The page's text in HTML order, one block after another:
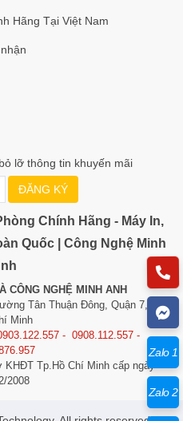
Hãng Tại Việt Nam
lỡ thông tin khuyến mãi
ĐĂNG KÝ
Chính Hãng - Máy In,
Quốc | Công Nghệ Minh
CÔNG NGHỆ MINH ANH
Tân Thuận Đông, Quận 7, TP.
Minh
- 0908.112.557 -
KHĐT Tp.Hồ Chí Minh cấp ngày
2008
Zalo 1
Zalo 2